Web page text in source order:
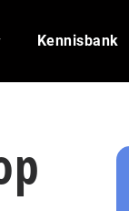
Kennisbank